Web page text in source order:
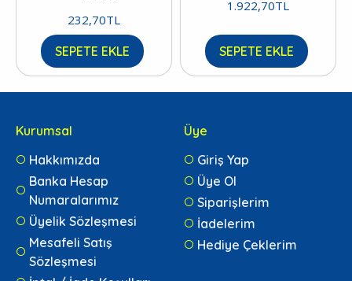
232,70TL
SEPETE EKLE
1.922,70TL
SEPETE EKLE
Kurumsal
Hakkımızda
Banka Hesap
Numaralarımız
Üyelik Sözleşmesi
Mesafeli Satış
Sözleşmesi
Üye
Giriş Yap
Üye Ol
Siparişlerim
İadelerim
Hediye Çeklerim